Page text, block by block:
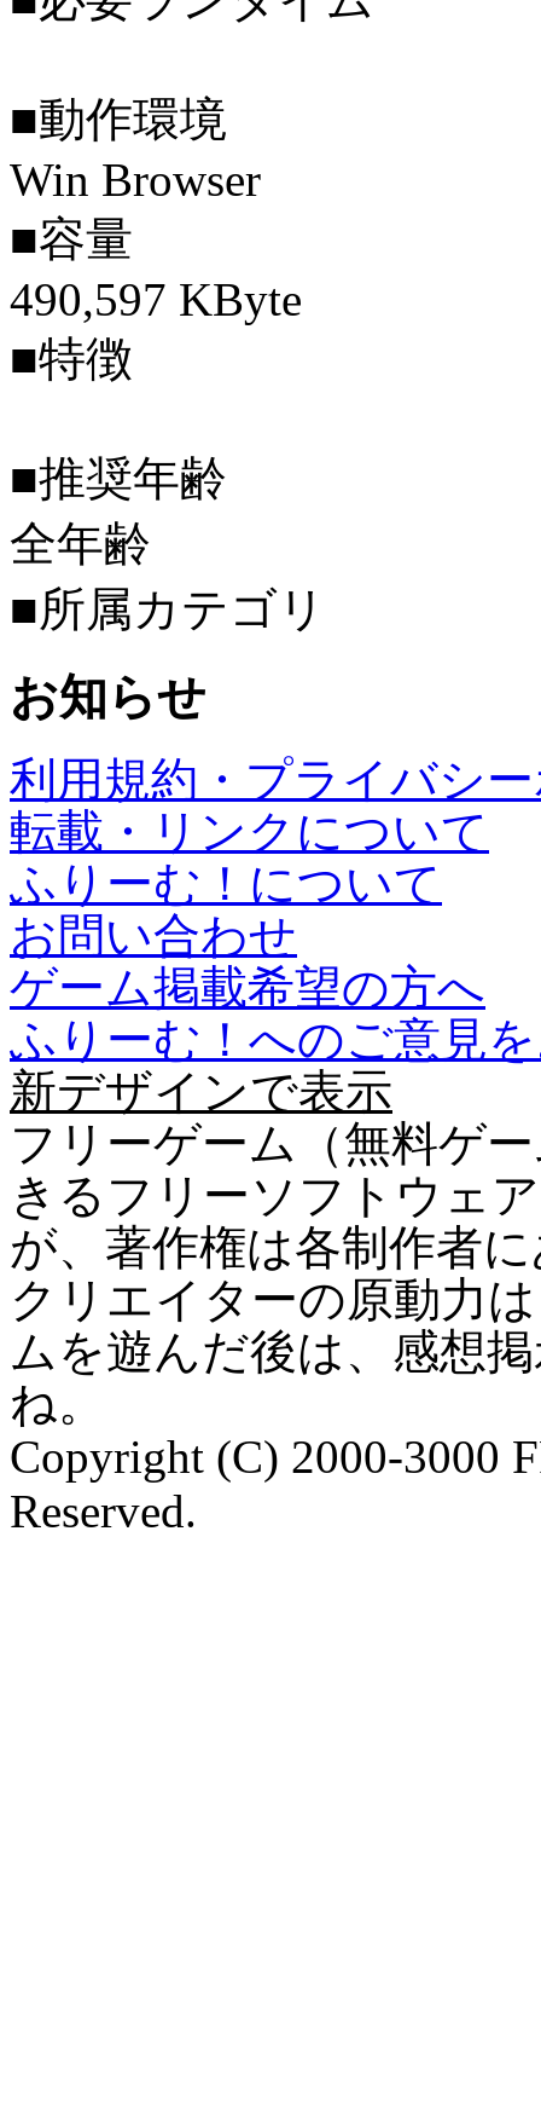
■動作環境
Win Browser
■容量
490,597 KByte
■特徴
■推奨年齢
全年齢
■所属カテゴリ
お知らせ
利用規約・プライバシ
転載・リンクについて
ふりーむ！について
お問い合わせ
ゲーム掲載希望の方へ
ふりーむ！へのご意見
新デザインで表示
フリーゲーム（無料ゲ
きるフリーソフトウェ
が、著作権は各制作者
クリエイターの原動力
ムを遊んだ後は、感想
ね。
Copyright (C) 2000-3000
Reserved.